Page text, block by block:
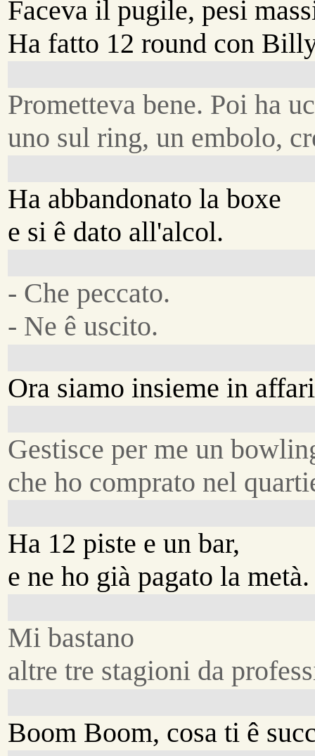
Faceva il pugile, pesi
Ha fatto 12 round con
Prometteva bene. Poi ha
uno sul ring, un embolo,
Ha abbandonato la boxe
e si ê dato all'alcol.
- Che peccato.
- Ne ê uscito.
Ora siamo insieme in
Gestisce per me un
che ho comprato nel
Ha 12 piste e un bar,
e ne ho già pagato la metà.
Mi bastano
altre tre stagioni da
Boom Boom, cosa ti ê